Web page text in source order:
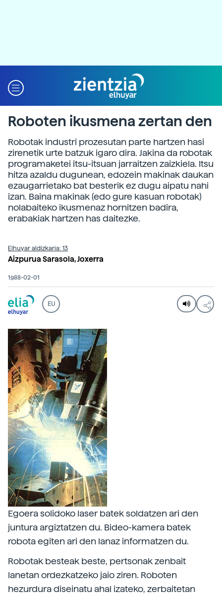
Roboten ikusmena zertan den
Robotak industri prozesutan parte hartzen hasi
zirenetik urte batzuk igaro dira. Jakina da robotak
programaketei itsu-itsuan jarraitzen zaizkiela. Itsu
hitza azaldu dugunean, edozein makinak daukan
ezaugarrietako bat besterik ez dugu aipatu nahi
izan. Baina makinak (edo gure kasuan robotak)
nolabaiteko ikusmenaz hornitzen badira,
erabakiak hartzen has daitezke.
Elhuyar aldizkaria: 13
Aizpurua Sarasola, Joxerra
1988-02-01
EU
Egoera solidoko laser batek soldatzen ari den
juntura argiztatzen du. Bideo-kamera batek
robota egiten ari den lanaz informatzen du.
Robotak besteak beste, pertsonak zenbait
lanetan ordezkatzeko jaio ziren. Roboten
hezurdura diseinatu ahal izateko, zerbaitetan